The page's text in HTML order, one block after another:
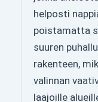
helposti
poistamatta
suuren
rakenteen,
valinnan
laajoille